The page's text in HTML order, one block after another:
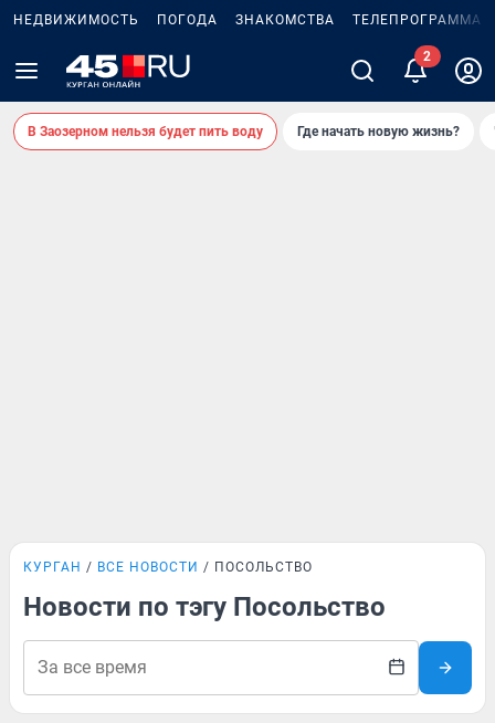
НЕДВИЖИМОСТЬ ПОГОДА ЗНАКОМСТВА ТЕЛЕПРОГРАММА
В Заозерном нельзя будет пить воду Где начать новую жизнь?
КУРГАН ВСЕ НОВОСТИ ПОСОЛЬСТВО
Новости по тэгу Посольство